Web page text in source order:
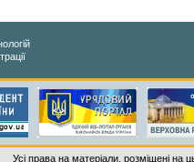
Усі права на матеріали, розміщені на